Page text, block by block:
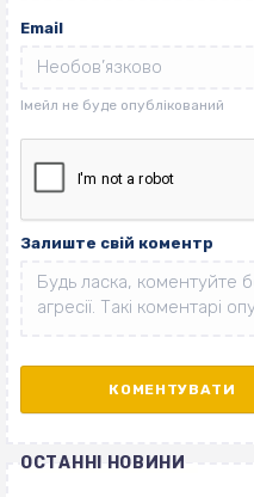
Email
Залиште свій коментр
ОСТАННІ НОВИНИ